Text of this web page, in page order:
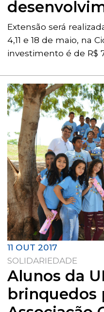
Extensão será
4,11 e 18 de maio, na
investimento é de R$
11 OUT 2017
SOLIDARIEDADE
Alunos da
brinquedos